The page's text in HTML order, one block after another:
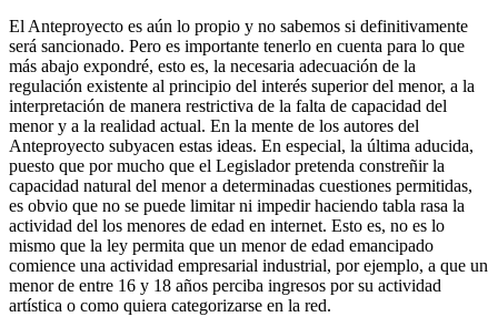
El Anteproyecto es aún lo propio y no sabemos si definitivamente
será sancionado. Pero es importante tenerlo en cuenta para lo que
más abajo expondré, esto es, la necesaria adecuación de la
regulación existente al principio del interés superior del menor, a la
interpretación de manera restrictiva de la falta de capacidad del
menor y a la realidad actual. En la mente de los autores del
Anteproyecto subyacen estas ideas. En especial, la última aducida,
puesto que por mucho que el Legislador pretenda constreñir la
capacidad natural del menor a determinadas cuestiones permitidas,
es obvio que no se puede limitar ni impedir haciendo tabla rasa la
actividad del los menores de edad en internet. Esto es, no es lo
mismo que la ley permita que un menor de edad emancipado
comience una actividad empresarial industrial, por ejemplo, a que un
menor de entre 16 y 18 años perciba ingresos por su actividad
artística o como quiera categorizarse en la red.